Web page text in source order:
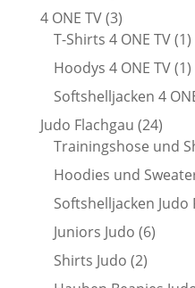
4 ONE TV 33
Produkte
T-Shirts 4 ONE TV 11
Hoodys 4 ONE TV 11
Softshelljacken 4
Judo Flachgau 2424
Trainingshose und
Hoodies und
Softshelljacken Judo
Juniors Judo 66
Shirts Judo 22